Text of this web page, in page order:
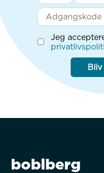
Jeg
Bliv
boblberg